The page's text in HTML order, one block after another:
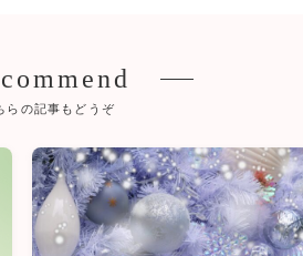
らの記事もどうぞ